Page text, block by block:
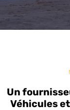
Un
Véhicules